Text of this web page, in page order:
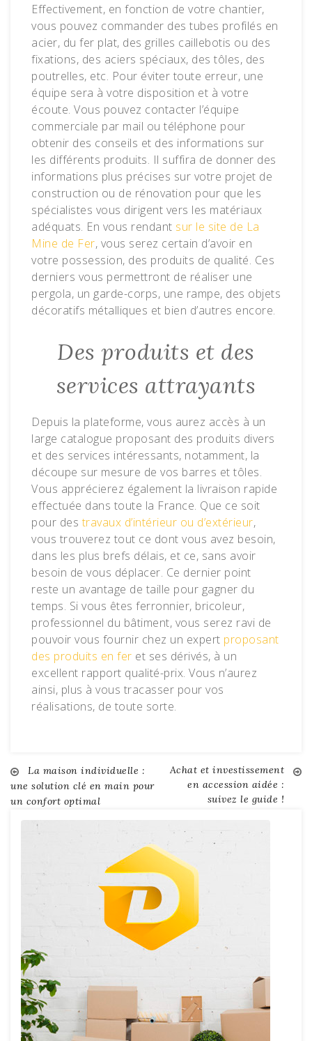
Effectivement, en fonction de votre chantier,
vous pouvez commander des tubes profilés en
acier, du fer plat, des grilles caillebotis ou des
fixations, des aciers spéciaux, des tôles, des
poutrelles, etc. Pour éviter toute erreur, une
équipe sera à votre disposition et à votre
écoute. Vous pouvez contacter l’équipe
commerciale par mail ou téléphone pour
obtenir des conseils et des informations sur
les différents produits. Il suffira de donner des
informations plus précises sur votre projet de
construction ou de rénovation pour que les
spécialistes vous dirigent vers les matériaux
adéquats. En vous rendant sur le site de La
Mine de Fer, vous serez certain d’avoir en
votre possession, des produits de qualité. Ces
derniers vous permettront de réaliser une
pergola, un garde-corps, une rampe, des objets
décoratifs métalliques et bien d’autres encore.
Des produits et des
services attrayants
Depuis la plateforme, vous aurez accès à un
large catalogue proposant des produits divers
et des services intéressants, notamment, la
découpe sur mesure de vos barres et tôles.
Vous apprécierez également la livraison rapide
effectuée dans toute la France. Que ce soit
pour des travaux d’intérieur ou d’extérieur,
vous trouverez tout ce dont vous avez besoin,
dans les plus brefs délais, et ce, sans avoir
besoin de vous déplacer. Ce dernier point
reste un avantage de taille pour gagner du
temps. Si vous êtes ferronnier, bricoleur,
professionnel du bâtiment, vous serez ravi de
pouvoir vous fournir chez un expert proposant
des produits en fer et ses dérivés, à un
excellent rapport qualité-prix. Vous n’aurez
ainsi, plus à vous tracasser pour vos
réalisations, de toute sorte.
Navigation
de
La maison individuelle :
une solution clé en main pour
un confort optimal
Achat et investissement
en accession aidée :
suivez le guide !